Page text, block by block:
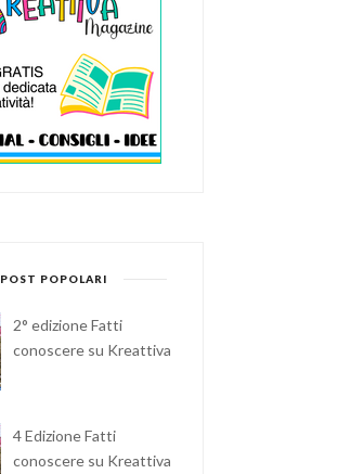
POST POPOLARI
2° edizione Fatti
conoscere su Kreattiva
4 Edizione Fatti
conoscere su Kreattiva